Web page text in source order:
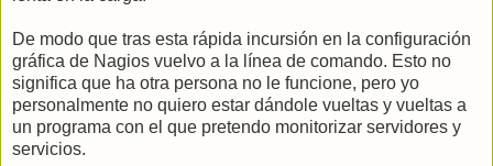
De modo que tras esta rápida incursión en la configuración
gráfica de Nagios vuelvo a la línea de comando. Esto no
significa que ha otra persona no le funcione, pero yo
personalmente no quiero estar dándole vueltas y vueltas a
un programa con el que pretendo monitorizar servidores y
servicios.